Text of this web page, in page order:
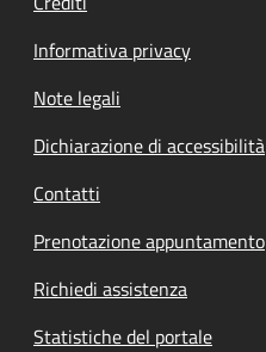
Informativa privacy
Note legali
Dichiarazione di accessibilità
Contatti
Prenotazione appuntamento
Richiedi assistenza
Statistiche del portale